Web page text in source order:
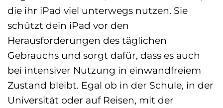
die ihr iPad viel unterwegs nutzen. Sie
schützt dein iPad vor den
Herausforderungen des täglichen
Gebrauchs und sorgt dafür, dass es auch
bei intensiver Nutzung in einwandfreiem
Zustand bleibt. Egal ob in der Schule, in der
Universität oder auf Reisen, mit der